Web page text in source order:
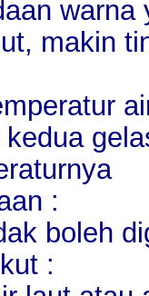
makin
:
boleh
: